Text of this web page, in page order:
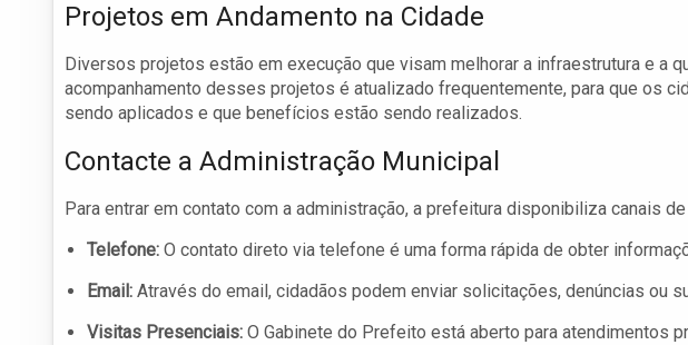
Projetos em Andamento na Cidade
Diversos projetos estão em execução que visam melhorar a infraestrutura e a
acompanhamento desses projetos é atualizado frequentemente, para que os
sendo aplicados e que benefícios estão sendo realizados.
Contacte a Administração Municipal
Para entrar em contato com a administração, a prefeitura disponibiliza canais
Telefone: O contato direto via telefone é uma forma rápida de obter
Email: Através do email, cidadãos podem enviar solicitações, denúncias ou
Visitas Presenciais: O Gabinete do Prefeito está aberto para atendimentos